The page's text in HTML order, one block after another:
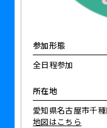
参加形態
全日程参加
所在地
愛知県名古屋市千
地図はこちら